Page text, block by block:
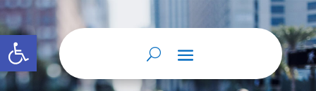
Abrir barra de herramientas